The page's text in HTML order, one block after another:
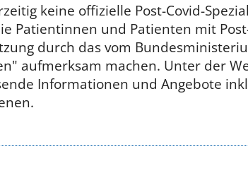
keine offizielle Post-Covid-
Patientinnen und Patienten mit
durch das vom
aufmerksam machen. Unter der
Informationen und Angebote